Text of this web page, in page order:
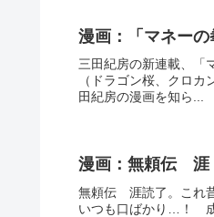
漫画：「マネー
三田紀房の新連載、「
（ドラゴン桜、クロ
田紀房の漫画を知ら...
漫画：無頼伝 涯
無頼伝 涯読了。これ
いつも口ばかり…！ 成